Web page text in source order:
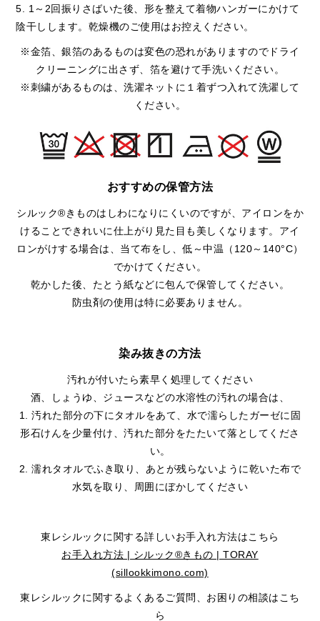
5. 1～2回振りさばいた後、形を整えて着物ハンガーにかけて
陰干しします。乾燥機のご使用はお控えください。
※金箔、銀箔のあるものは変色の恐れがありますのでドライ
クリーニングに出さず、箔を避けて手洗いください。
※刺繍があるものは、洗濯ネットに１着ずつ入れて洗濯して
ください。
おすすめの保管方法
シルック®きものはしわになりにくいのですが、アイロンをか
けることできれいに仕上がり見た目も美しくなります。アイ
ロンがけする場合は、当て布をし、低～中温（120～140°C）
でかけてください。
乾かした後、たとう紙などに包んで保管してください。
防虫剤の使用は特に必要ありません。
染み抜きの方法
汚れが付いたら素早く処理してください
酒、しょうゆ、ジュースなどの水溶性の汚れの場合は、
1. 汚れた部分の下にタオルをあて、水で濡らしたガーゼに固
形石けんを少量付け、汚れた部分をたたいて落としてくださ
い。
2. 濡れタオルでふき取り、あとが残らないように乾いた布で
水気を取り、周囲にぼかしてください
東レシルックに関する詳しいお手入れ方法はこちら
お手入れ方法 | シルック®きもの | TORAY
(sillookkimono.com)
東レシルックに関するよくあるご質問、お困りの相談はこち
ら